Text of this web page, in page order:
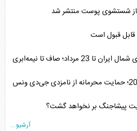
شستشوی پوست منتشر شد
قبول است
صاف تا نیمه‌ابری
پیشاجنگ بر نخواهد گشت؟
آرشیو...